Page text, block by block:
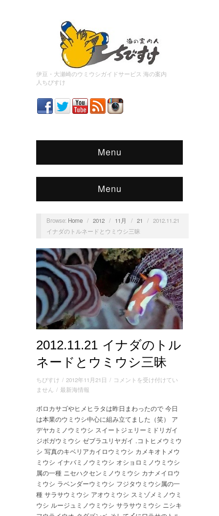
伊豆・大瀬崎のウミウシガイドサービス 海の案内
人ちびすけ
Menu
Menu
Browse: Home / 2012 / 11月 / 21 /
2012.11.21
イナダのトルネードとウミウシ三昧
2012.11.21 イナダのトル
ネードとウミウシ三昧
ちびすけ / 2012年11月21日 / 2012.11.21
ダ
の
ト
ル
ー
ド
と
ウ
ミ
ウ
コメントを受け付けてい
ません / 最新海情報
ボロカサゴやヒメヒラタは昨日まわったので 今日
は本業のウミウシ中心に組み立てました（笑） ア
デヤカミノウミウシ スイートジェリーミドリガイ
ジボガウミウシ ゼブラユリヤガイ .コトヒメウミウ
シ 写真のキベリアカイロウミウシ カメキオトメウ
ミウシ イナバミノウミウシ オショロミノウミウシ
属の一種 ニセハクセンミノウミウシ カナメイロウ
ミウシ ラベンダーウミウシ フジタウミウシ属の一
種 サラサウミウシ アオウミウシ スミゾメミノウミ
ウシ ルージュミノウミウシ サラサウミウシ ニシキ